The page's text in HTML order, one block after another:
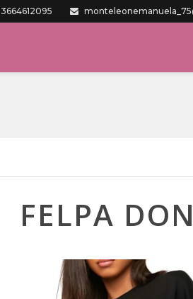
3664612095
FELPA